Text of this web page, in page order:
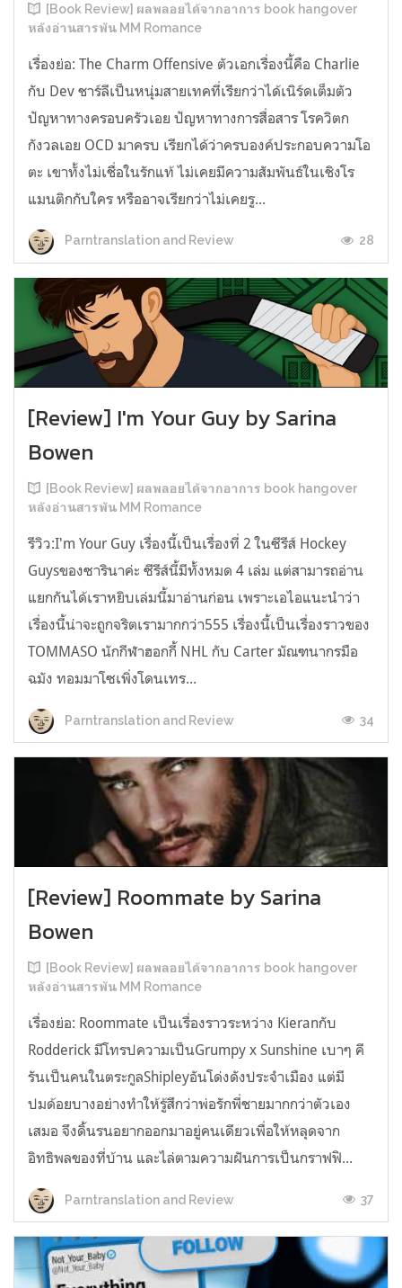
[Book Review] ผลพลอยได้จากอาการ book hangover
หลังอ่านสารพัน MM Romance
เรื่องย่อ: The Charm Offensive ตัวเอกเรื่องนี้คือ Charlie
กับ Dev ชาร์ลีเป็นหนุ่มสายเทคที่เรียกว่าได้เนิร์ดเต็มตัว
ปัญหาทางครอบครัวเอย ปัญหาทางการสื่อสาร โรควิตก
กังวลเอย OCD มาครบ เรียกได้ว่าครบองค์ประกอบความโอ
ตะ เขาทั้งไม่เชื่อในรักแท้ ไม่เคยมีความสัมพันธ์ในเชิงโร
แมนติกกับใคร หรืออาจเรียกว่าไม่เคยรู...
Parntranslation and Review 28
[Review] I'm Your Guy by Sarina
Bowen
[Book Review] ผลพลอยได้จากอาการ book hangover
หลังอ่านสารพัน MM Romance
รีวิว:I'm Your Guy เรื่องนี้เป็นเรื่องที่ 2 ในซีรีส์ Hockey
Guysของซารินาค่ะ ซีรีส์นี้มีทั้งหมด 4 เล่ม แต่สามารถอ่าน
แยกกันได้เราหยิบเล่มนี้มาอ่านก่อน เพราะเอไอแนะนำว่า
เรื่องนี้น่าจะถูกจริตเรามากกว่า555 เรื่องนี้เป็นเรื่องราวของ
TOMMASO นักกีฬาฮอกกี้ NHL กับ Carter มัณฑนากรมือ
ฉมัง ทอมมาโซเพิ่งโดนเทร...
Parntranslation and Review 34
[Review] Roommate by Sarina
Bowen
[Book Review] ผลพลอยได้จากอาการ book hangover
หลังอ่านสารพัน MM Romance
เรื่องย่อ: Roommate เป็นเรื่องราวระหว่าง Kieranกับ
Rodderick มีโทรปความเป็นGrumpy x Sunshine เบาๆ คี
รันเป็นคนในตระกูลShipleyอันโด่งดังประจำเมือง แต่มี
ปมด้อยบางอย่างทำให้รู้สึกว่าพ่อรักพี่ชายมากกว่าตัวเอง
เสมอ จึงดิ้นรนอยากออกมาอยู่คนเดียวเพื่อให้หลุดจาก
อิทธิพลของที่บ้าน และไล่ตามความฝันการเป็นกราฟฟิ...
Parntranslation and Review 37